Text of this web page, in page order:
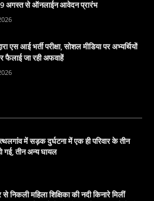
अगस्त से ऑनलाईन आवेदन प्रारंभ
एस आई भर्ती परीक्षा, सोशल मीडिया पर अभ्यर्थियों
फैलाई जा रही अफवाहें
में सड़क दुर्घटना में एक ही परिवार के तीन
गई, तीन अन्य घायल
निकली महिला शिक्षिका की नदी किनारे मिलीं